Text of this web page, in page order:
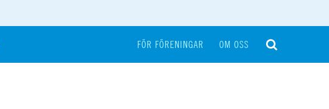
FÖR FÖRENINGAR OM OSS